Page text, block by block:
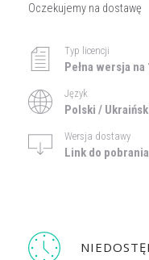
Oczekujemy na dostawę
Typ licencji
Pełna wersja na
Język
Polski /
Wersja dostawy
Link do